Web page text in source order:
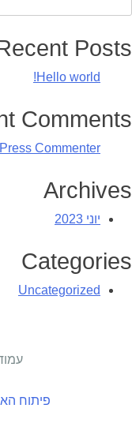
Posts
Hello world!
Comments
Commenter
Archives
יוני 2023
Categories
Uncategorized
פיתוח